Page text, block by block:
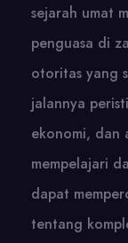
sejarah umat
penguasa di
otoritas yang
jalannya
ekonomi, dan
mempelajari
dapat
tentang